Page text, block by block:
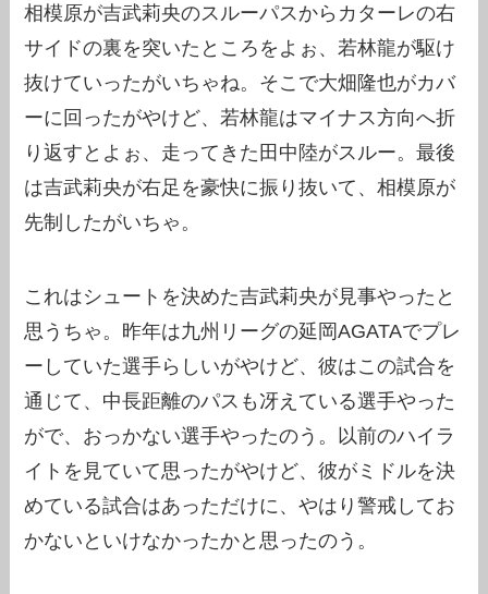
相模原が吉武莉央のスルーパスからカターレの右
サイドの裏を突いたところをよぉ、若林龍が駆け
抜けていったがいちゃね。そこで大畑隆也がカバ
ーに回ったがやけど、若林龍はマイナス方向へ折
り返すとよぉ、走ってきた田中陸がスルー。最後
は吉武莉央が右足を豪快に振り抜いて、相模原が
先制したがいちゃ。
これはシュートを決めた吉武莉央が見事やったと
思うちゃ。昨年は九州リーグの延岡AGATAでプレ
ーしていた選手らしいがやけど、彼はこの試合を
通じて、中長距離のパスも冴えている選手やった
がで、おっかない選手やったのう。以前のハイラ
イトを見ていて思ったがやけど、彼がミドルを決
めている試合はあっただけに、やはり警戒してお
かないといけなかったかと思ったのう。